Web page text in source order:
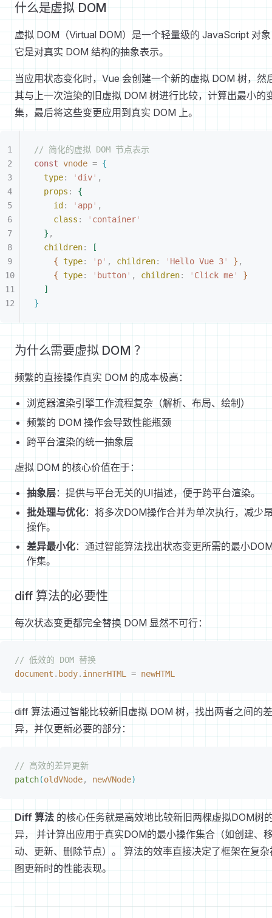
什么是虚拟 DOM
虚拟 DOM（Virtual DOM）是一个轻量级的 JavaScript 对
它是对真实 DOM 结构的抽象表示。
当应用状态变化时，Vue 会创建一个新的虚拟 DOM 树，然
其与上一次渲染的旧虚拟 DOM 树进行比较，计算出最小的
集，最后将这些变更应用到真实 DOM 上。
// 简化的虚拟 DOM 节点表示
const vnode = {
type: ' div' ,
props : {
id : ' app' ,
class : ' container'
} ,
children:
[
{ type: ' p' , children: ' Hello Vue 3' } ,
{ type: ' button' , children: ' Click me'
}
]
}
为什么需要虚拟 DOM ？
频繁的直接操作真实 DOM 的成本极高：
浏览器渲染引擎工作流程复杂（解析、布局、绘制）
频繁的 DOM 操作会导致性能瓶颈
跨平台渲染的统一抽象层
虚拟 DOM 的核心价值在于：
抽象层：提供与平台无关的UI描述，便于跨平台渲染。
批处理与优化：将多次DOM操作合并为单次执行，减少
操作。
差异最小化：通过智能算法找出状态变更所需的最小
作集。
diff 算法的必要性
每次状态变更都完全替换 DOM 显然不可行：
// 低效的 DOM 替换
document . body. innerHTML = newHTML
diff 算法通过智能比较新旧虚拟 DOM 树，找出两者之间的差
异，并仅更新必要的部分：
// 高效的差异更新
patch(oldVNode, newVNode)
Diff 算法 的核心任务就是高效地比较新旧两棵虚拟DOM树
异， 并计算出应用于真实DOM的最小操作集合（如创建、
动、更新、删除节点）。 算法的效率直接决定了框架在复杂
图更新时的性能表现。